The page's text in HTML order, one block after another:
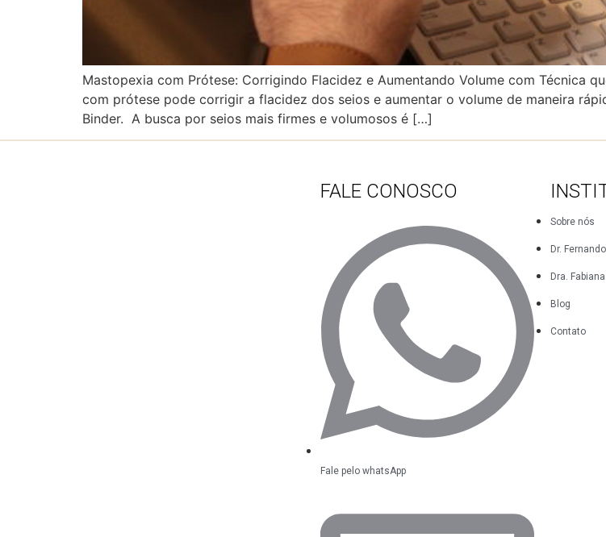
Mastopexia com Prótese: Corrigindo Flacidez e Aumentando Volume com Técnica
com prótese pode corrigir a flacidez dos seios e aumentar o volume de maneira
Binder. A busca por seios mais firmes e volumosos é […]
FALE CONOSCO
Fale pelo whatsApp
Sobre nós
Dr.
Dra.
Blog
Contato